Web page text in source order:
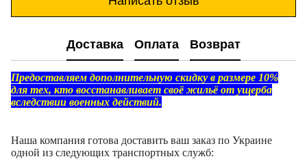
Доставка Оплата Возврат
Предоставляем дополнительную скидку в размере 10%
для тех, кто восстанавливает своё жильё от ущерба
вследствии военных действий.
Наша компания готова доставить ваш заказ по Украине
одной из следующих транспортных служб: